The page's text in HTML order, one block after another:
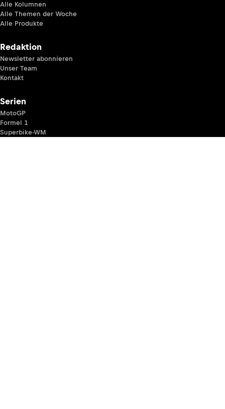
Alle Kolumnen
Alle Themen der Woche
Alle Produkte
Redaktion
Newsletter abonnieren
Unser Team
Kontakt
Serien
MotoGP
Formel 1
Superbike-WM